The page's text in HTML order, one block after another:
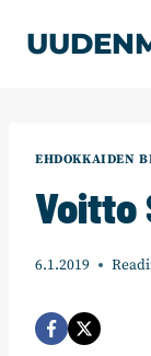
sisältöön
EHDOKKAIDEN
Voitto
6.1.2019